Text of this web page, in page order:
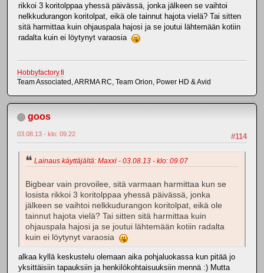
rikkoi 3 koritolppaa yhessä päivässä, jonka jälkeen se vaihtoi
nelkkudurangon koritolpat, eikä ole tainnut hajota vielä? Tai sitten
sitä harmittaa kuin ohjauspala hajosi ja se joutui lähtemään kotiin
radalta kuin ei löytynyt varaosia
Hobbyfactory.fi
Team Associated, ARRMA RC, Team Orion, Power HD & Avid
goos
#114
03.08.13 - klo: 09.22
Lainaus käyttäjältä: Maxxi - 03.08.13 - klo: 09.07
Bigbear vain provoilee, sitä varmaan harmittaa kun se
losista rikkoi 3 koritolppaa yhessä päivässä, jonka
jälkeen se vaihtoi nelkkudurangon koritolpat, eikä ole
tainnut hajota vielä? Tai sitten sitä harmittaa kuin
ohjauspala hajosi ja se joutui lähtemään kotiin radalta
kuin ei löytynyt varaosia
alkaa kyllä keskustelu olemaan aika pohjaluokassa kun pitää jo
yksittäisiin tapauksiin ja henkilökohtaisuuksiin mennä :) Mutta